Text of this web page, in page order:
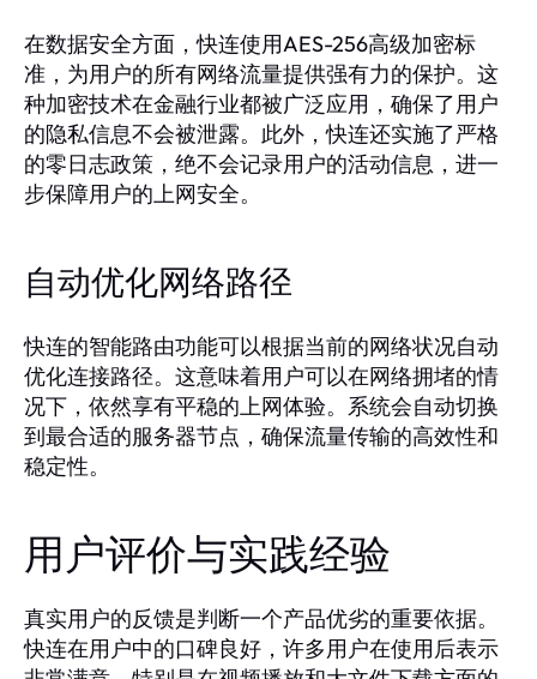
在数据安全方面，快连使用AES-256高级加密标
准，为用户的所有网络流量提供强有力的保护。这
种加密技术在金融行业都被广泛应用，确保了用户
的隐私信息不会被泄露。此外，快连还实施了严格
的零日志政策，绝不会记录用户的活动信息，进一
步保障用户的上网安全。
自动优化网络路径
快连的智能路由功能可以根据当前的网络状况自动
优化连接路径。这意味着用户可以在网络拥堵的情
况下，依然享有平稳的上网体验。系统会自动切换
到最合适的服务器节点，确保流量传输的高效性和
稳定性。
用户评价与实践经验
真实用户的反馈是判断一个产品优劣的重要依据。
快连在用户中的口碑良好，许多用户在使用后表示